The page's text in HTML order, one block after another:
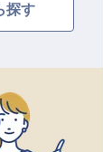
探す